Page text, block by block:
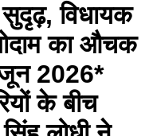
सुदृढ़, विधायक
का औचक
जून 2026*
के बीच